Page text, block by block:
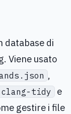
database di
Viene usato
,
clang-tidy e
gestire i file